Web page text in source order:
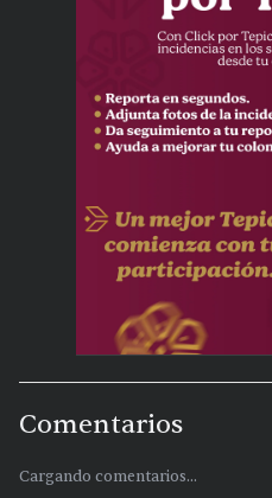
Comentarios
Cargando comentarios...